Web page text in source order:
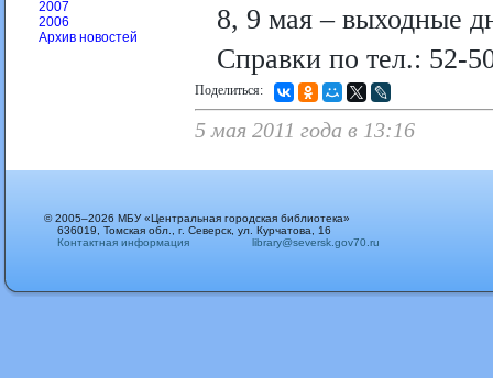
2007
2006
Архив новостей
8, 9 мая – выходные
Справки по тел.: 52-
Поделиться:
5 мая 2011 года в 13:16
© 2005–2026 МБУ «Центральная городская библиотека»
636019, Томская обл., г. Северск, ул. Курчатова, 16
Контактная информация
library@seversk.gov70.ru